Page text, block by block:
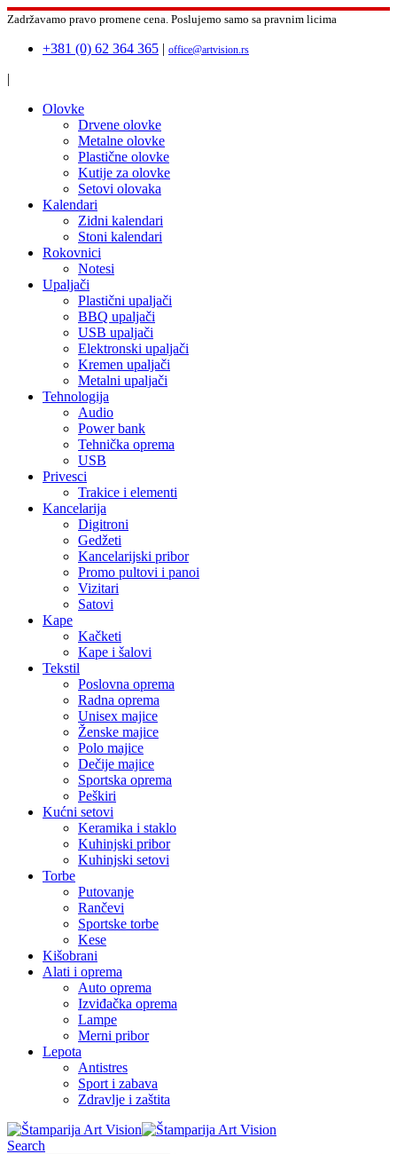
Zadržavamo pravo promene cena. Poslujemo samo sa pravnim licima
+381 (0) 62 364 365 | office@artvision.rs
|
Olovke
Drvene olovke
Metalne olovke
Plastične olovke
Kutije za olovke
Setovi olovaka
Kalendari
Zidni kalendari
Stoni kalendari
Rokovnici
Notesi
Upaljači
Plastični upaljači
BBQ upaljači
USB upaljači
Elektronski upaljači
Kremen upaljači
Metalni upaljači
Tehnologija
Audio
Power bank
Tehnička oprema
USB
Privesci
Trakice i elementi
Kancelarija
Digitroni
Gedžeti
Kancelarijski pribor
Promo pultovi i panoi
Vizitari
Satovi
Kape
Kačketi
Kape i šalovi
Tekstil
Poslovna oprema
Radna oprema
Unisex majice
Ženske majice
Polo majice
Dečije majice
Sportska oprema
Peškiri
Kućni setovi
Keramika i staklo
Kuhinjski pribor
Kuhinjski setovi
Torbe
Putovanje
Rančevi
Sportske torbe
Kese
Kišobrani
Alati i oprema
Auto oprema
Izviđačka oprema
Lampe
Merni pribor
Lepota
Antistres
Sport i zabava
Zdravlje i zaštita
Search